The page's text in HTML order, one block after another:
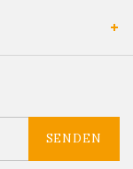
SENDEN